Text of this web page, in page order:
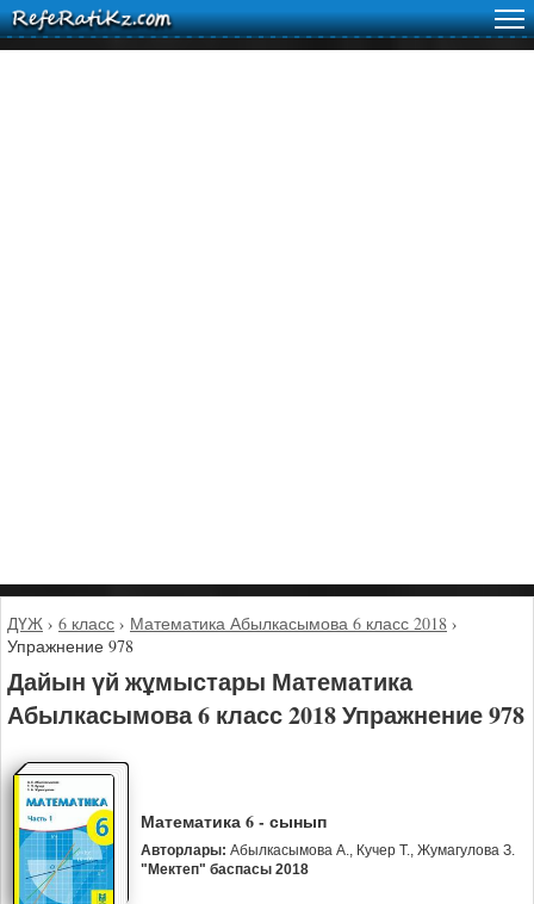
ДҮЖ › 6 класс › Математика Абылкасымова 6 класс 2018 ›
Упражнение 978
Дайын үй жұмыстары Математика
Абылкасымова 6 класс 2018 Упражнение 978
Математика 6 - сынып
Авторлары: Абылкасымова А., Кучер Т., Жумагулова З.
"Мектеп" баспасы 2018